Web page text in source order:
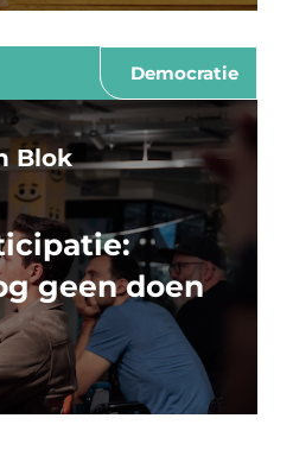
Democratie
Blok
geen doen